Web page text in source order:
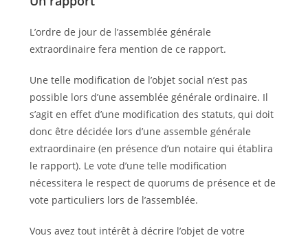
L’ordre de jour de l’assemblée générale
extraordinaire fera mention de ce rapport.
Une telle modification de l’objet social n’est pas
possible lors d’une assemblée générale ordinaire. Il
s’agit en effet d’une modification des statuts, qui doit
donc être décidée lors d’une assemble générale
extraordinaire (en présence d’un notaire qui établira
le rapport). Le vote d’une telle modification
nécessitera le respect de quorums de présence et de
vote particuliers lors de l’assemblée.
Vous avez tout intérêt à décrire l’objet de votre